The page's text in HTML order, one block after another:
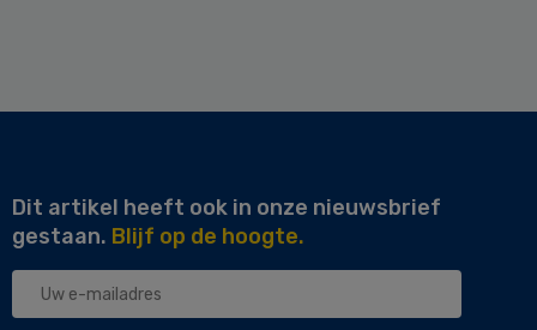
Dit artikel heeft ook in onze nieuwsbrief
gestaan. Blijf op de hoogte.
Uw